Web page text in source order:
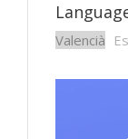
Valencià